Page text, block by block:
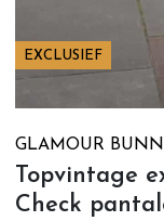
EXCLUSIEF
GLAMOUR
Topvintage
Check